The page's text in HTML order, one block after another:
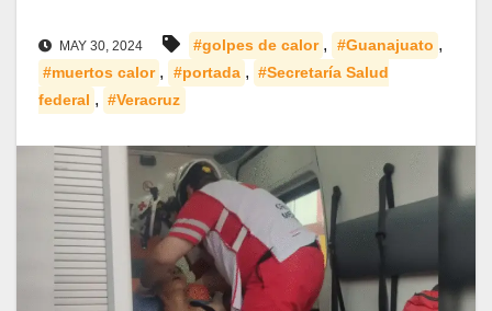
MAY 30, 2024 #golpes de calor , #Guanajuato ,
#muertos calor , #portada , #Secretaría Salud
federal , #Veracruz